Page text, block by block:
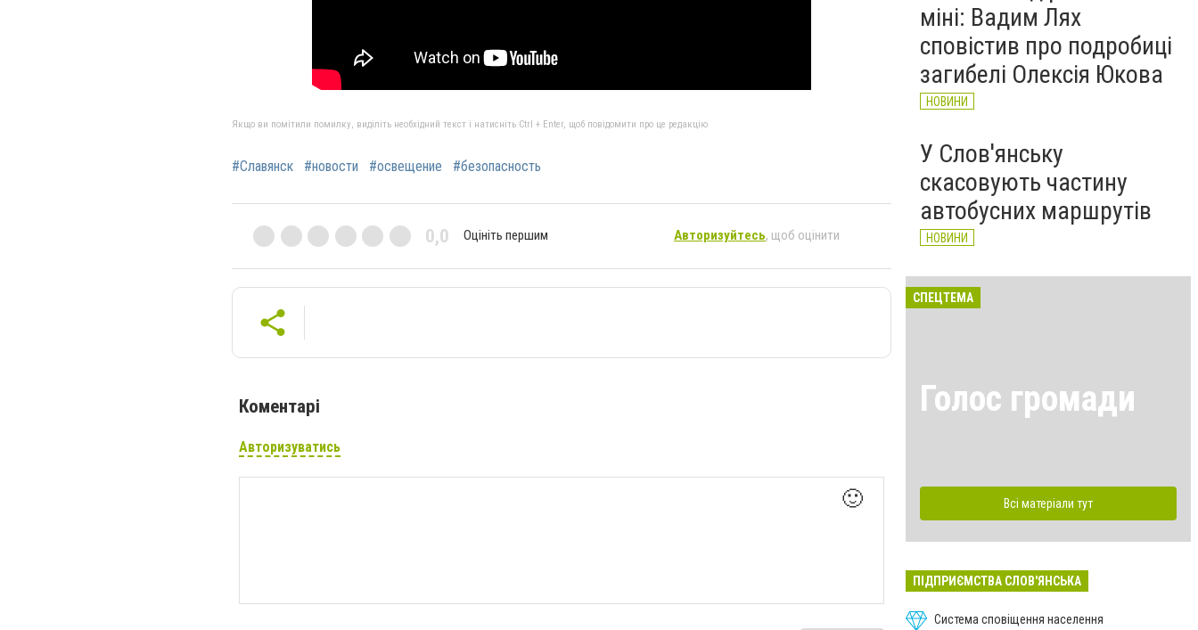
Якщо ви помітили помилку, виділіть необхідний текст і натисніть Ctrl + Enter, щоб повідомити про це редакцію
#Славянск #новости #освещение #безопасность
0,0 Оцініть першим Авторизуйтесь, щоб оцінити
Коментарі
Авторизуватись
🙂
міні: Вадим Лях
сповістив про подробиці
загибелі Олексія Юкова
НОВИНИ
У Слов'янську
скасовують частину
автобусних маршрутів
НОВИНИ
СПЕЦТЕМА
Голос громади
Всі матеріали тут
ПІДПРИЄМСТВА СЛОВ'ЯНСЬКА
Система сповіщення населення